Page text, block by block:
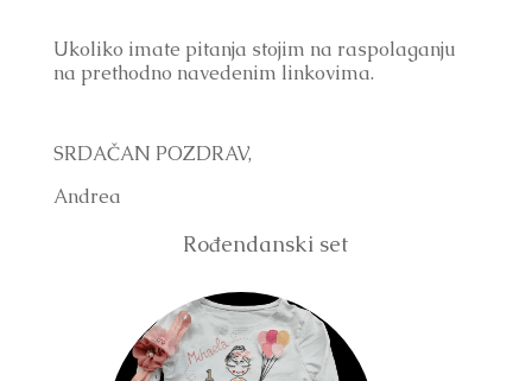
Ukoliko imate pitanja stojim na raspolaganju
na prethodno navedenim linkovima.
SRDAČAN POZDRAV,
Andrea
Rođendanski set